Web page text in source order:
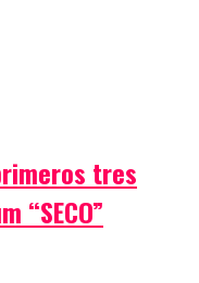
tres
“SECO”